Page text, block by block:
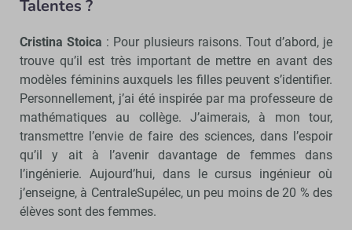
Talentes ?
Cristina Stoica : Pour plusieurs raisons. Tout d’abord, je
trouve qu’il est très important de mettre en avant des
modèles féminins auxquels les filles peuvent s’identifier.
Personnellement, j’ai été inspirée par ma professeure de
mathématiques au collège. J’aimerais, à mon tour,
transmettre l’envie de faire des sciences, dans l’espoir
qu’il y ait à l’avenir davantage de femmes dans
l’ingénierie. Aujourd’hui, dans le cursus ingénieur où
j’enseigne, à CentraleSupélec, un peu moins de 20 % des
élèves sont des femmes.